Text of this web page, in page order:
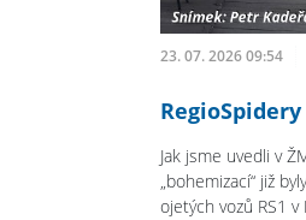
23. 07. 2026 09:54
Jak jsme uvedli v
„bohemizací“ již
ojetých vozů RS1